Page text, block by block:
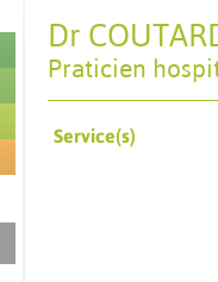
Dr
Praticien
Service(s)